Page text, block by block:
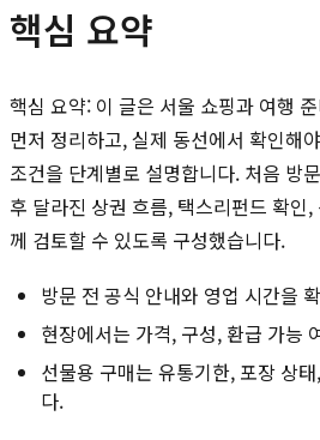
핵심 요약
핵심 요약: 이 글은 서울 쇼핑과 여행
먼저 정리하고, 실제 동선에서 확인해
조건을 단계별로 설명합니다. 처음 방
후 달라진 상권 흐름, 택스리펀드 확인
께 검토할 수 있도록 구성했습니다.
방문 전 공식 안내와 영업 시간을
현장에서는 가격, 구성, 환급 가능
선물용 구매는 유통기한, 포장 상
다.